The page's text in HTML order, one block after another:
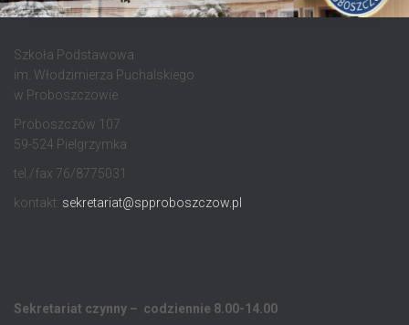
Szkoła Podstawowa
im. Włodzimierza Puchalskiego
w Proboszczowie
Proboszczów 107
59-524 Pielgrzymka
tel./fax 76/8775031
kontakt: sekretariat@spproboszczow.pl
Sekretariat czynny – codziennie 8.00-14.00